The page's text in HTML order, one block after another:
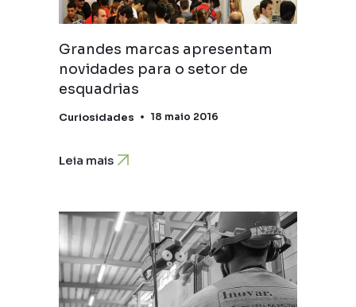
Grandes marcas apresentam
novidades para o setor de
esquadrias
Curiosidades 18 maio 2016
Leia mais